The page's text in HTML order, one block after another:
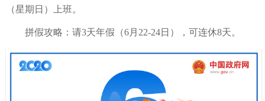
（星期日）上班。
拼假攻略：请3天年假（6月22-24日），可连休8天。